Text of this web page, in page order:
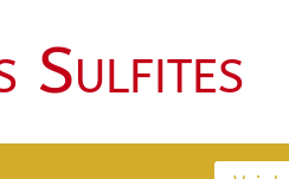
Sulfites